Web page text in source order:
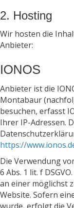
2. Hosting
Wir hosten die
Anbieter:
IONOS
Anbieter ist die
Montabaur
besuchen, erfasst
Ihrer IP-Adressen.
https://
Die Verwendung
6 Abs. 1 lit. f
an einer möglichst
Website. Sofern